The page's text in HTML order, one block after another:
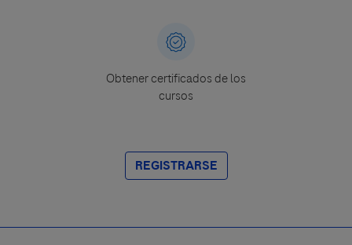
Obtener certificados de los
cursos
REGISTRARSE